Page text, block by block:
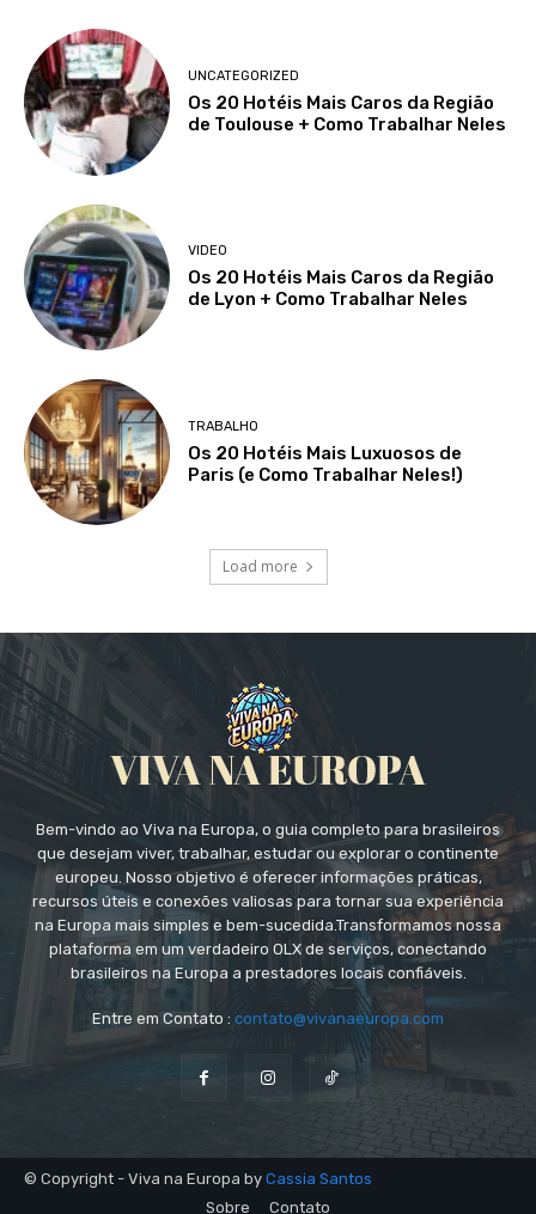
UNCATEGORIZED
Os 20 Hotéis Mais Caros da Região
de Toulouse + Como Trabalhar Neles
VIDEO
Os 20 Hotéis Mais Caros da Região
de Lyon + Como Trabalhar Neles
TRABALHO
Os 20 Hotéis Mais Luxuosos de
Paris (e Como Trabalhar Neles!)
Load more
Bem-vindo ao Viva na Europa, o guia completo para brasileiros
que desejam viver, trabalhar, estudar ou explorar o continente
europeu. Nosso objetivo é oferecer informações práticas,
recursos úteis e conexões valiosas para tornar sua experiência
na Europa mais simples e bem-sucedida.Transformamos nossa
plataforma em um verdadeiro OLX de serviços, conectando
brasileiros na Europa a prestadores locais confiáveis.
Entre em Contato : contato@vivanaeuropa.com
© Copyright - Viva na Europa by Cassia Santos
Sobre
Contato